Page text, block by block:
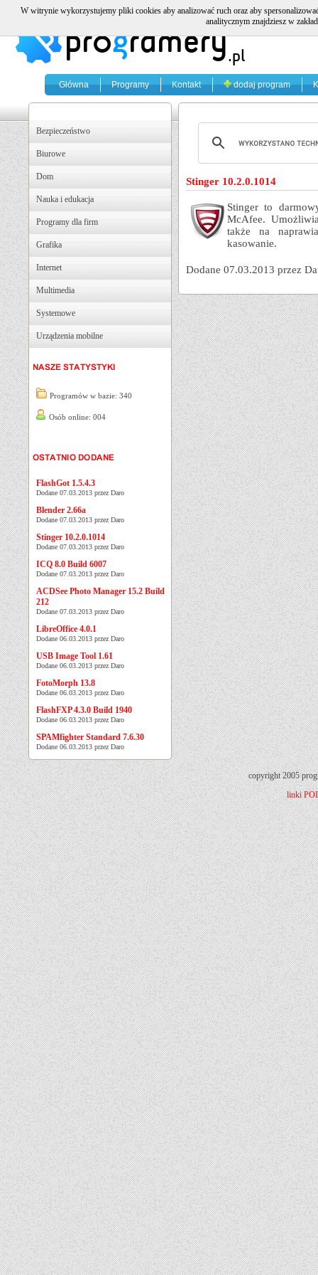
Główna Programy Kontakt dodaj program
Bezpieczeństwo
Biurowe
Dom
Nauka i edukacja
Programy dla firm
Grafika
Internet
Multimedia
Systemowe
Urządzenia mobilne
Programów w bazie: 340
Osób online: 004
FlashGot 1.5.4.3
Dodane 07.03.2013 przez Daro
Blender 2.66a
Dodane 07.03.2013 przez Daro
Stinger 10.2.0.1014
Dodane 07.03.2013 przez Daro
ICQ 8.0 Build 6007
Dodane 07.03.2013 przez Daro
ACDSee Photo Manager 15.2 Build
212
Dodane 07.03.2013 przez Daro
LibreOffice 4.0.1
Dodane 06.03.2013 przez Daro
USB Image Tool 1.61
Dodane 06.03.2013 przez Daro
FotoMorph 13.8
Dodane 06.03.2013 przez Daro
FlashFXP 4.3.0 Build 1940
Dodane 06.03.2013 przez Daro
SPAMfighter Standard 7.6.30
Dodane 06.03.2013 przez Daro
Stinger 10.2.0.1014
Stinger to
McAfee.
także na
kasowanie.
Dodane 07.03.2013 przez
copyright 2005
linki
W witrynie wykorzystujemy pliki cookies aby analizować ruch oraz aby
analitycznym znajdziesz w